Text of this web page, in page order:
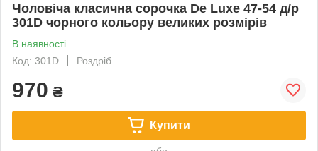
Чоловіча класична сорочка De Luxe 47-54 д/р
301D чорного кольору великих розмірів
В наявності
Код: 301D
Роздріб
970 ₴
Купити